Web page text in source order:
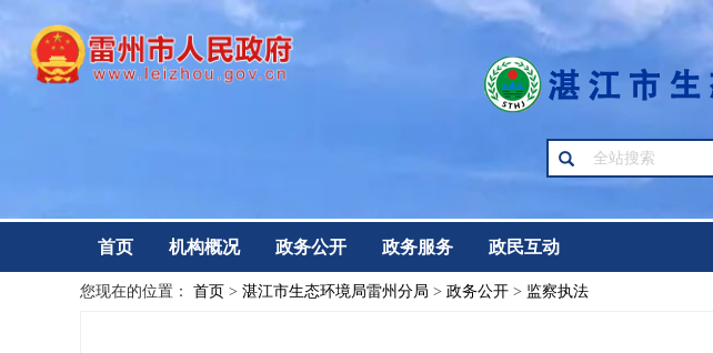
首页 机构概况 政务公开 政务服务 政民互动
您现在的位置： 首页 > 湛江市生态环境局雷州分局 > 政务公开 > 监察执法